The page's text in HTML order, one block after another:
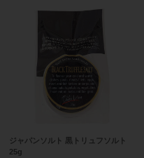
ジャパンソルト 黒トリュフソルト
25g